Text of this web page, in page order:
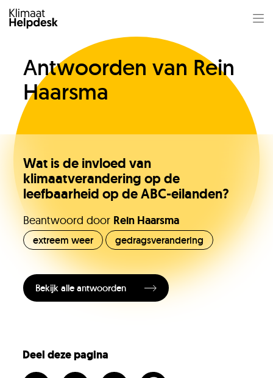
Antwoorden van Rein
Haarsma
Wat is de invloed van
klimaatverandering op de
leefbaarheid op de ABC-eilanden?
Beantwoord door Rein Haarsma
extreem weer gedragsverandering
Bekijk alle antwoorden
Deel deze pagina
Jullie vragen
Onze experts
Vacatures
KlimaatLesSnacks